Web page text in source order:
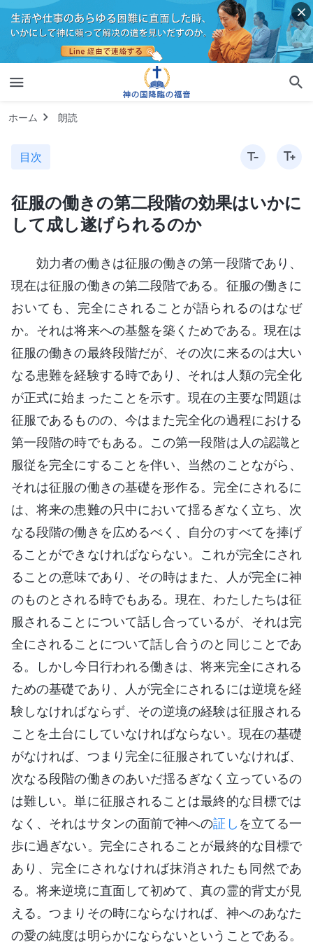
ホーム 朗読
目次
征服の働きの第二段階の効果はいかに
して成し遂げられるのか
効力者の働きは征服の働きの第一段階であり、
現在は征服の働きの第二段階である。征服の働きに
おいても、完全にされることが語られるのはなぜ
か。それは将来への基盤を築くためである。現在は
征服の働きの最終段階だが、その次に来るのは大い
なる患難を経験する時であり、それは人類の完全化
が正式に始まったことを示す。現在の主要な問題は
征服であるものの、今はまた完全化の過程における
第一段階の時でもある。この第一段階は人の認識と
服従を完全にすることを伴い、当然のことながら、
それは征服の働きの基礎を形作る。完全にされるに
は、将来の患難の只中において揺るぎなく立ち、次
なる段階の働きを広めるべく、自分のすべてを捧げ
ることができなければならない。これが完全にされ
ることの意味であり、その時はまた、人が完全に神
のものとされる時でもある。現在、わたしたちは征
服されることについて話し合っているが、それは完
全にされることについて話し合うのと同じことであ
る。しかし今日行われる働きは、将来完全にされる
ための基礎であり、人が完全にされるには逆境を経
験しなければならず、その逆境の経験は征服される
ことを土台にしていなければならない。現在の基礎
がなければ、つまり完全に征服されていなければ、
次なる段階の働きのあいだ揺るぎなく立っているの
は難しい。単に征服されることは最終的な目標では
なく、それはサタンの面前で神への証し を立てる一
歩に過ぎない。完全にされることが最終的な目標で
あり、完全にされなければ抹消されたも同然であ
る。将来逆境に直面して初めて、真の霊的背丈が見
える。つまりその時にならなければ、神へのあなた
の愛の純度は明らかにならないということである。